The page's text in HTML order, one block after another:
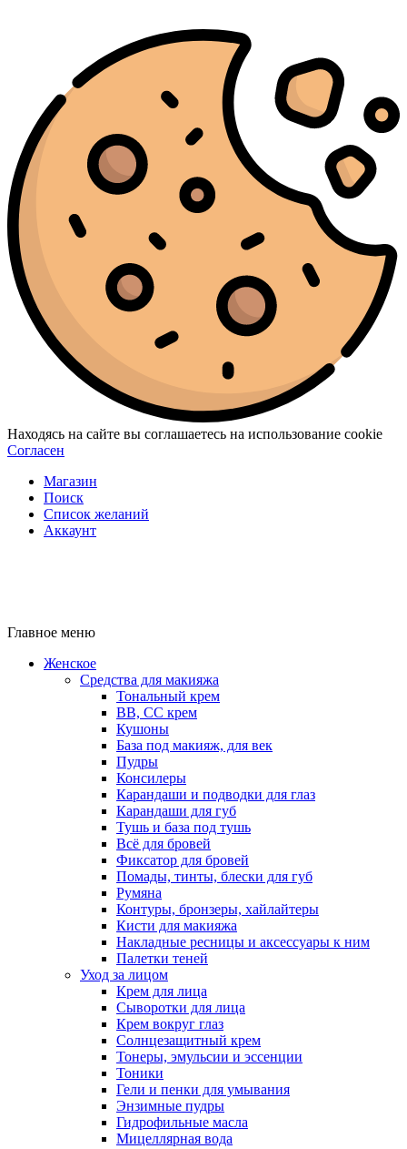
Находясь на сайте вы соглашаетесь на использование cookie
Согласен
Магазин
Поиск
Список желаний
Аккаунт
Главное меню
Женское
Средства для макияжа
Тональный крем
BB, CC крем
Кушоны
База под макияж, для век
Пудры
Консилеры
Карандаши и подводки для глаз
Карандаши для губ
Тушь и база под тушь
Всё для бровей
Фиксатор для бровей
Помады, тинты, блески для губ
Румяна
Контуры, бронзеры, хайлайтеры
Кисти для макияжа
Накладные ресницы и аксессуары к ним
Палетки теней
Уход за лицом
Крем для лица
Сыворотки для лица
Крем вокруг глаз
Солнцезащитный крем
Тонеры, эмульсии и эссенции
Тоники
Гели и пенки для умывания
Энзимные пудры
Гидрофильные масла
Мицеллярная вода